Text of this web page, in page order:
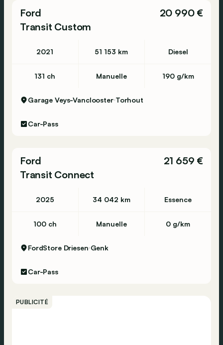
Ford
Transit Custom
20 990 €
2021 51 153 km Diesel
131 ch Manuelle 190 g/km
Garage Veys-Vanclooster Torhout
Car-Pass
Ford
Transit Connect
21 659 €
2025 34 042 km Essence
100 ch Manuelle 0 g/km
FordStore Driesen Genk
Car-Pass
PUBLICITÉ